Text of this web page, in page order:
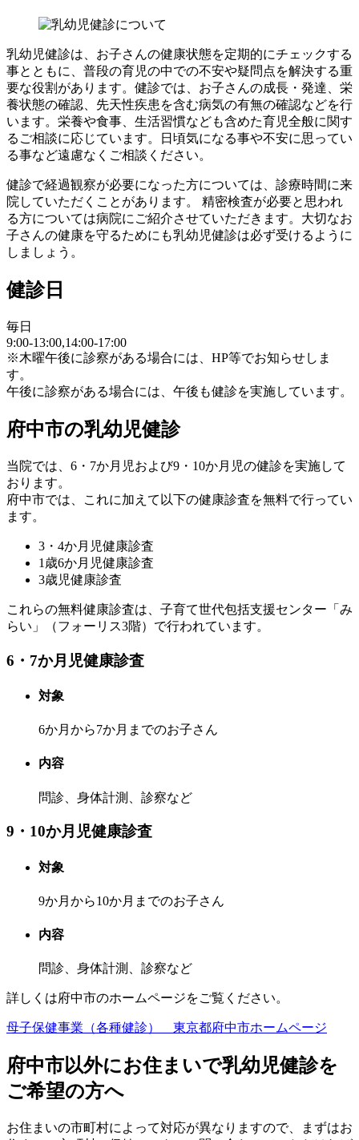
乳幼児健診は、お子さんの健康状態を定期的にチェックする
事とともに、普段の育児の中での不安や疑問点を解決する重
要な役割があります。健診では、お子さんの成長・発達、栄
養状態の確認、先天性疾患を含む病気の有無の確認などを行
います。栄養や食事、生活習慣なども含めた育児全般に関す
るご相談に応じています。日頃気になる事や不安に思ってい
る事など遠慮なくご相談ください。
健診で経過観察が必要になった方については、診療時間に来
院していただくことがあります。 精密検査が必要と思われ
る方については病院にご紹介させていただきます。大切なお
子さんの健康を守るためにも乳幼児健診は必ず受けるように
しましょう。
健診日
毎日
9:00-13:00,14:00-17:00
※木曜午後に診察がある場合には、HP等でお知らせしま
す。
午後に診察がある場合には、午後も健診を実施しています。
府中市の乳幼児健診
当院では、6・7か月児および9・10か月児の健診を実施して
おります。
府中市では、これに加えて以下の健康診査を無料で行ってい
ます。
3・4か月児健康診査
1歳6か月児健康診査
3歳児健康診査
これらの無料健康診査は、子育て世代包括支援センター「み
らい」（フォーリス3階）で行われています。
6・7か月児健康診査
対象
6か月から7か月までのお子さん
内容
問診、身体計測、診察など
9・10か月児健康診査
対象
9か月から10か月までのお子さん
内容
問診、身体計測、診察など
詳しくは府中市のホームページをご覧ください。
母子保健事業（各種健診） 東京都府中市ホームページ
府中市以外にお住まいで乳幼児健診を
ご希望の方へ
お住まいの市町村によって対応が異なりますので、まずはお